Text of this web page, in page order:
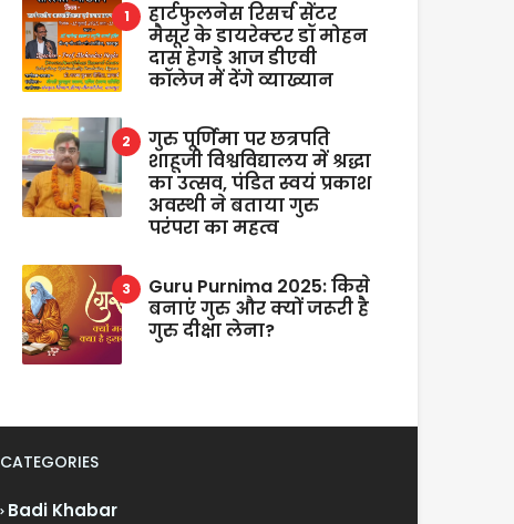
हार्टफुलनेस रिसर्च सेंटर
मैसूर के डायरेक्टर डॉ मोहन
दास हेगड़े आज डीएवी
कॉलेज में देंगे व्याख्यान
गुरु पूर्णिमा पर छत्रपति
शाहूजी विश्वविद्यालय में श्रद्धा
का उत्सव, पंडित स्वयं प्रकाश
अवस्थी ने बताया गुरु
परंपरा का महत्व
Guru Purnima 2025: किसे
बनाएं गुरु और क्यों जरूरी है
गुरु दीक्षा लेना?
CATEGORIES
Badi Khabar